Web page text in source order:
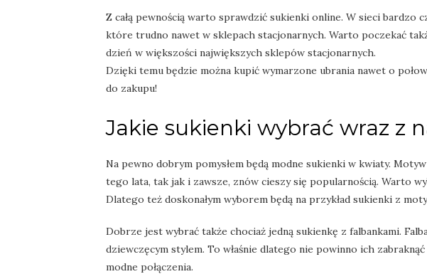
Z całą pewnością warto sprawdzić sukienki online. W sieci bardzo
które trudno nawet w sklepach stacjonarnych. Warto poczekać
dzień w większości największych sklepów stacjonarnych.
Dzięki temu będzie można kupić wymarzone ubrania nawet o
do zakupu!
Jakie sukienki wybrać wraz z
Na pewno dobrym pomysłem będą modne sukienki w kwiaty.
tego lata, tak jak i zawsze, znów cieszy się popularnością. Warto
Dlatego też doskonałym wyborem będą na przykład sukienki z
Dobrze jest wybrać także chociaż jedną sukienkę z falbankami.
dziewczęcym stylem. To właśnie dlatego nie powinno ich
modne połączenia.